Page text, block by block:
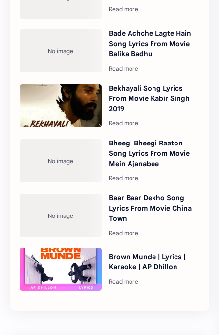
Bade Achche Lagte Hain
Song Lyrics From Movie
Balika Badhu
Bekhayali Song Lyrics
From Movie Kabir Singh
2019
Bheegi Bheegi Raaton
Song Lyrics From Movie
Mein Ajanabee
Baar Baar Dekho Song
Lyrics From Movie China
Town
Brown Munde | Lyrics |
Karaoke | AP Dhillon